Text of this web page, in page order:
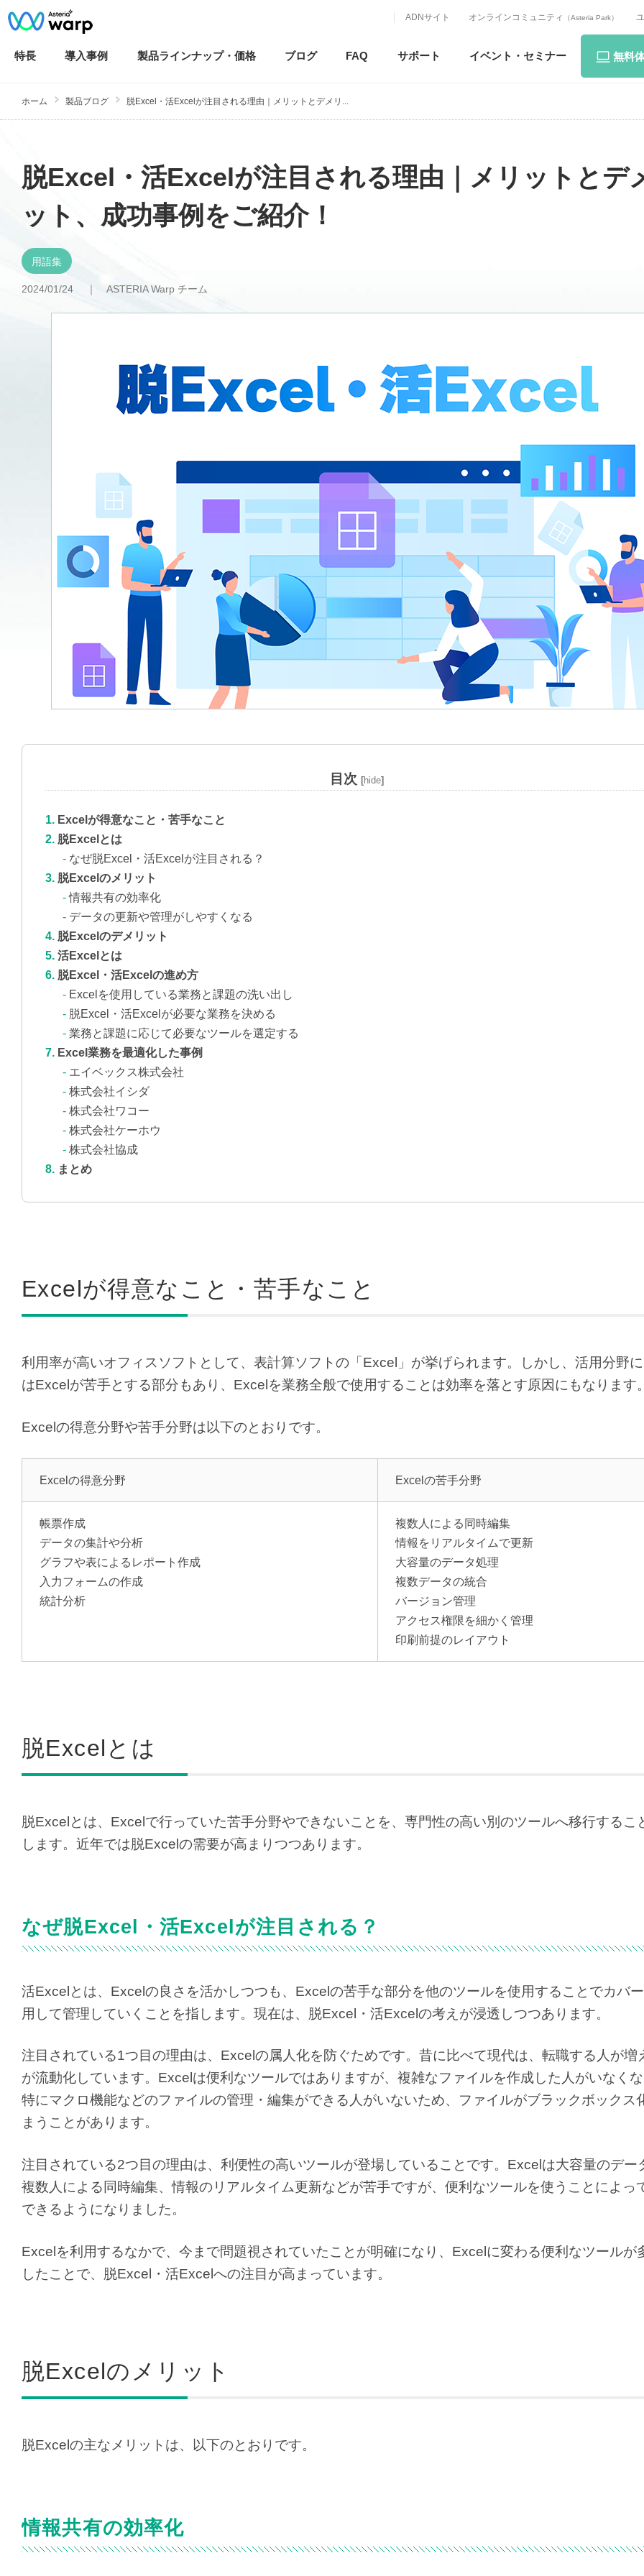
ADNサイト オンラインコミュニティ （Asteria Park）
特長 導入事例 製品ラインナップ・ 価格 ブログ FAQ サポート イベント・ セミナー 無料
ホーム 製品ブログ 脱Excel・活Excelが注目される理由｜メリットとデメリ...
脱Excel・活Excelが注目される理由｜メリットとデ
ット、成功事例をご紹介！
用語集
2024/01/24 ｜ ASTERIA Warp チーム
目次 [hide]
Excelが得意なこと・苦手なこと
脱Excelとは
なぜ脱Excel・活Excelが注目される？
脱Excelのメリット
情報共有の効率化
データの更新や管理がしやすくなる
脱Excelのデメリット
活Excelとは
脱Excel・活Excelの進め方
Excelを使用している業務と課題の洗い出し
脱Excel・活Excelが必要な業務を決める
業務と課題に応じて必要なツールを選定する
Excel業務を最適化した事例
エイベックス株式会社
株式会社イシダ
株式会社ワコー
株式会社ケーホウ
株式会社協成
まとめ
Excelが得意なこと・苦手なこと
利用率が高いオフィスソフトとして、表計算ソフトの「Excel」が挙げられます。しかし、活用分野
はExcelが苦手とする部分もあり、Excelを業務全般で使用することは効率を落とす原因にもなります
Excelの得意分野や苦手分野は以下のとおりです。
Excelの得意分野 Excelの苦手分野
帳票作成
データの集計や分析
グラフや表によるレポート作成
入力フォームの作成
統計分析
複数人による同時編集
情報をリアルタイムで更新
大容量のデータ処理
複数データの統合
バージョン管理
アクセス権限を細かく管理
印刷前提のレイアウト
脱Excelとは
脱Excelとは、Excelで行っていた苦手分野やできないことを、専門性の高い別のツールへ移行するこ
します。近年では脱Excelの需要が高まりつつあります。
なぜ脱Excel・活Excelが注目される？
活Excelとは、Excelの良さを活かしつつも、Excelの苦手な部分を他のツールを使用することでカバ
用して管理していくことを指します。現在は、脱Excel・活Excelの考えが浸透しつつあります。
注目されている1つ目の理由は、Excelの属人化を防ぐためです。昔に比べて現代は、転職する人が増
が流動化しています。Excelは便利なツールではありますが、複雑なファイルを作成した人がいなく
特にマクロ機能などのファイルの管理・編集ができる人がいないため、ファイルがブラックボックス
まうことがあります。
注目されている2つ目の理由は、利便性の高いツールが登場していることです。Excelは大容量のデー
複数人による同時編集、情報のリアルタイム更新などが苦手ですが、便利なツールを使うことによっ
できるようになりました。
Excelを利用するなかで、今まで問題視されていたことが明確になり、Excelに変わる便利なツールが
したことで、脱Excel・活Excelへの注目が高まっています。
脱Excelのメリット
脱Excelの主なメリットは、以下のとおりです。
情報共有の効率化